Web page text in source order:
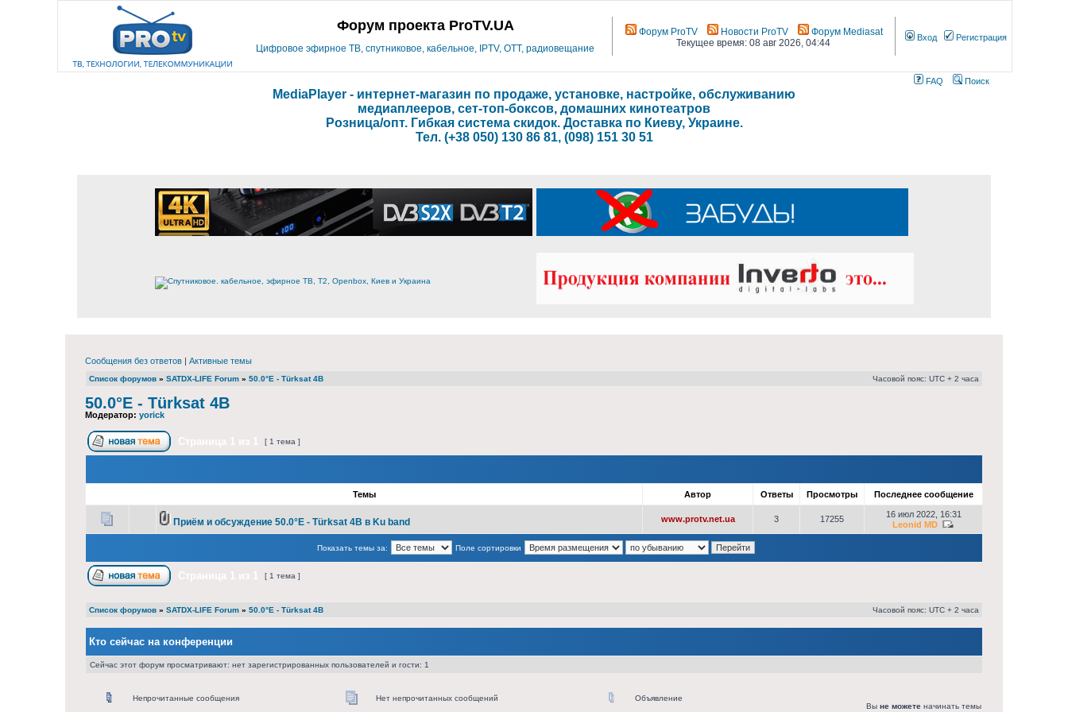
Форум проекта ProTV.UA
Цифровое эфирное ТВ, спутниковое, кабельное, IPTV, OTT, радиовещание
Форум ProTV Новости ProTV
Форум Mediasat
Текущее время: 08 авг 2026, 04:44
Вход Регистрация
FAQ Поиск
MediaPlayer - интернет-магазин по продаже, установке, настройке, обслуживанию
медиаплееров, сет-топ-боксов, домашних кинотеатров
Розница/опт. Гибкая система скидок. Доставка по Киеву, Украине.
Тел. (+38 050) 130 86 81, (098) 151 30 51
Сообщения без ответов | Активные темы
Список форумов » SATDX-LIFE Forum » 50.0°E - Türksat 4B Часовой пояс: UTC + 2 часа
50.0°E - Türksat 4B
Модератор: yorick
[ 1 тема ]
Темы Автор Ответы Просмотры Последнее сообщение
Приём и обсуждение 50.0°E - Türksat 4B в Ku band www.protv.net.ua 3 17255
16 июл 2022, 16:31
Leonid MD
Показать темы за: Поле сортировки
[ 1 тема ]
Список форумов » SATDX-LIFE Forum » 50.0°E - Türksat 4B Часовой пояс: UTC + 2 часа
Кто сейчас на конференции
Сейчас этот форум просматривают: нет зарегистрированных пользователей и гости: 1
Непрочитанные сообщения Нет непрочитанных сообщений
Объявление
Вы не можете начинать темы